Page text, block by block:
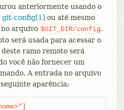
anteriormente usando o
git-config[1] ou até mesmo
arquivo $GIT_DIR/config.
será usada para acessar o
ramo remoto será
você não fornecer um
A entrada no arquivo
aparência: